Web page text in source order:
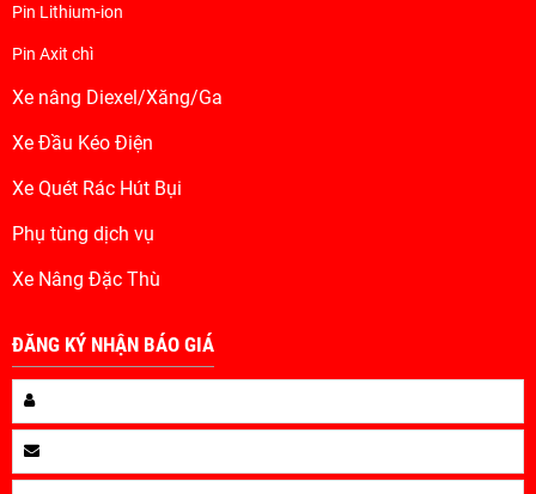
Pin Lithium-ion
Pin Axit chì
Xe nâng Diexel/Xăng/Ga
Xe Đầu Kéo Điện
Xe Quét Rác Hút Bụi
Phụ tùng dịch vụ
Xe Nâng Đặc Thù
ĐĂNG KÝ NHẬN BÁO GIÁ